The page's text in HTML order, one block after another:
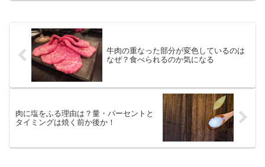
牛肉の重なった部分が変色しているのは
なぜ？食べられるのか気になる
肉に塩をふる理由は？量・パーセントと
タイミングは焼く前か後か！